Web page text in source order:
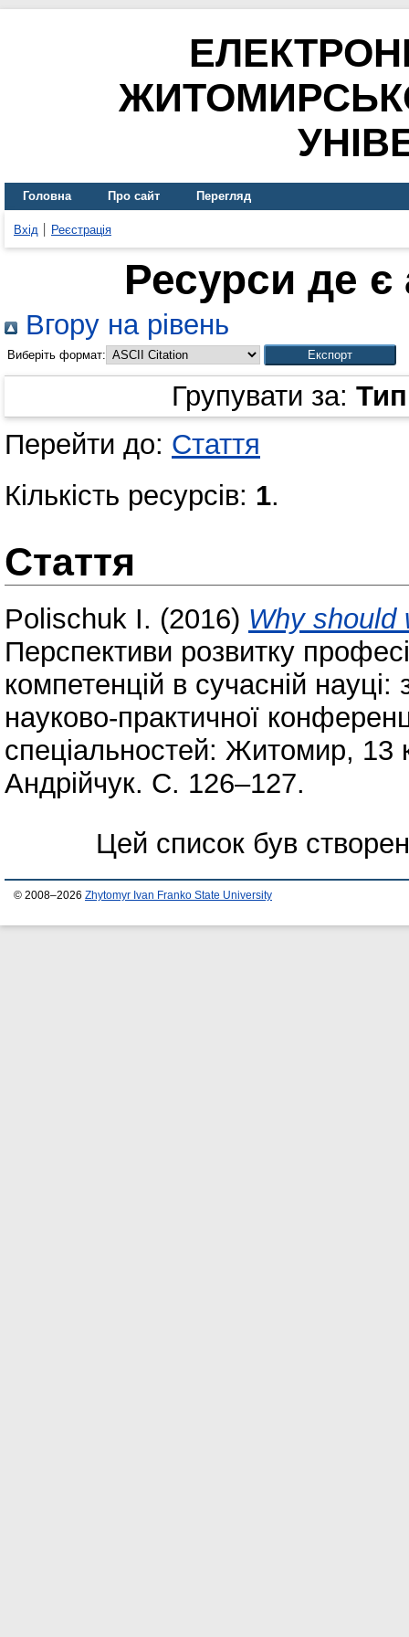
Головна Про сайт Перегляд
Вхід Реєстрація
Ресурси де
Вгору на рівень
Виберіть формат:
Групувати за:
Перейти до: Стаття
Кількість ресурсів: 1.
Стаття
Polischuk I. (2016) Why should
Перспективи розвитку
компетенцій в сучасній науці:
науково-практичної
спеціальностей: Житомир, 13
Андрійчук. С. 126–127.
Цей список був
© 2008–2026 Zhytomyr Ivan Franko State University